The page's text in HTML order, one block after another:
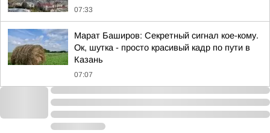
07:33
Марат Баширов: Секретный сигнал кое-кому.
Ок, шутка - просто красивый кадр по пути в
Казань
07:07